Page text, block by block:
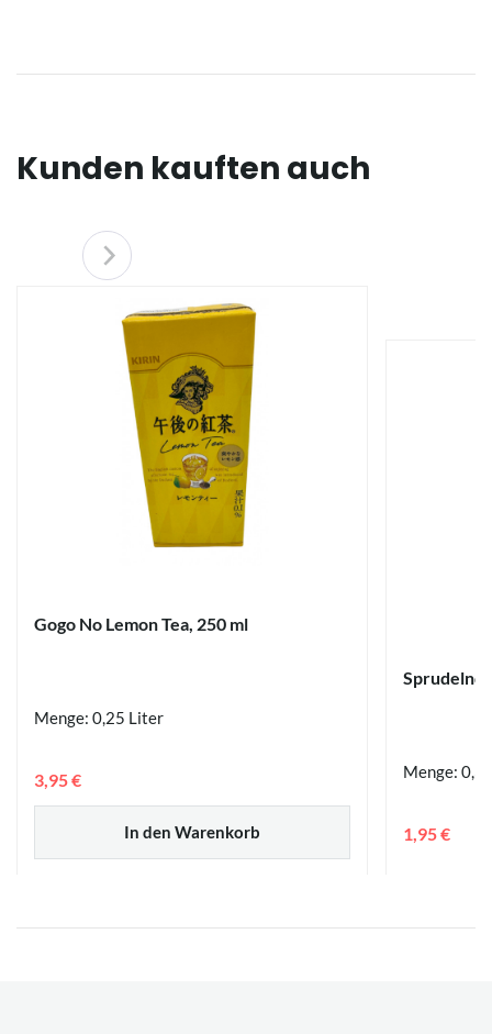
Kunden kauften auch
Gogo No Lemon Tea, 250 ml
Menge: 0,25 Liter
In den Warenkorb
3,95 € Menge:
1,95 €